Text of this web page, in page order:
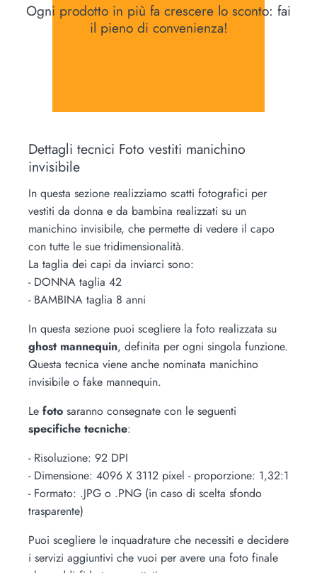
Ogni prodotto in più fa crescere lo sconto: fai
il pieno di convenienza!
Dettagli tecnici Foto vestiti manichino
invisibile
In questa sezione realizziamo scatti fotografici per
vestiti da donna e da bambina realizzati su un
manichino invisibile, che permette di vedere il capo
con tutte le sue tridimensionalità.
La taglia dei capi da inviarci sono:
- DONNA taglia 42
- BAMBINA taglia 8 anni
In questa sezione puoi scegliere la foto realizzata su
ghost mannequin, definita per ogni singola funzione.
Questa tecnica viene anche nominata manichino
invisibile o fake mannequin.
Le foto saranno consegnate con le seguenti
specifiche tecniche:
- Risoluzione: 92 DPI
- Dimensione: 4096 X 3112 pixel - proporzione: 1,32:1
- Formato: .JPG o .PNG (in caso di scelta sfondo
trasparente)
Puoi scegliere le inquadrature che necessiti e decidere
i servizi aggiuntivi che vuoi per avere una foto finale